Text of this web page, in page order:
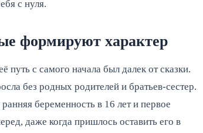
с нуля.
формируют характер
путь с самого начала был далек от сказки.
без родных родителей и братьев-сестер.
беременность в 16 лет и первое
даже когда пришлось оставить его в